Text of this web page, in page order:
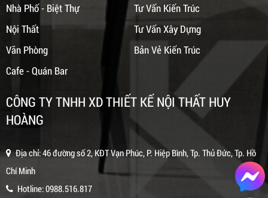
Nhà Phố - Biệt Thự
Nội Thất
Văn Phòng
Cafe - Quán Bar
Tư Vấn Kiến Trúc
Tư Vấn Xây Dựng
Bản Vẻ Kiến Trúc
CÔNG TY TNHH XD THIẾT KẾ NỘI THẤT HUY
HOÀNG
Địa chỉ: 46 đường số 2, KĐT Vạn Phúc, P. Hiệp Bình, Tp. Thủ Đức, Tp. Hồ
Chí Minh
Hotline:0988.516.817